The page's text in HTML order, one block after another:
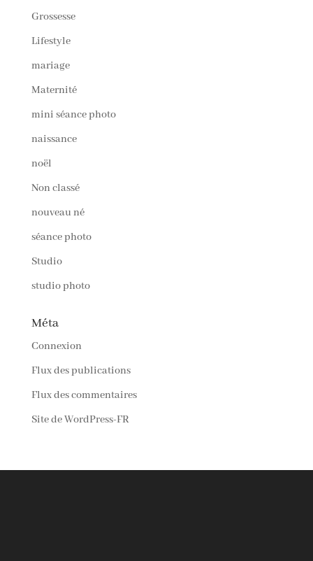
Grossesse
Lifestyle
mariage
Maternité
mini séance photo
naissance
noël
Non classé
nouveau né
séance photo
Studio
studio photo
Méta
Connexion
Flux des publications
Flux des commentaires
Site de WordPress-FR